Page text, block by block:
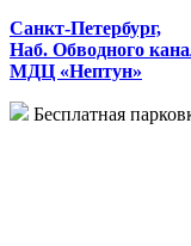
Санкт-Петербург,
Наб. Обводного
МДЦ «Нептун»
Бесплатная